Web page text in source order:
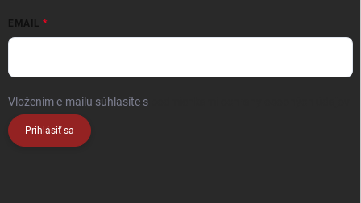
EMAIL
Vložením e-mailu súhlasíte s
Prihlásiť sa